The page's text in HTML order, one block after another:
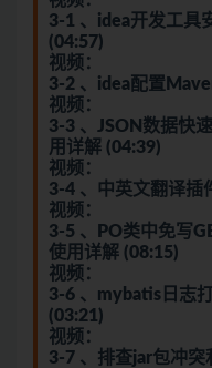
3-1 、idea开发工具
(04:57)
视频：
3-2 、idea配置
视频：
3-3 、JSON数据快
用详解 (04:39)
视频：
3-4 、中英文翻译插
视频：
3-5 、PO类中免写
使用详解 (08:15)
视频：
3-6 、mybatis日志
(03:21)
视频：
3-7 、排查jar包冲突